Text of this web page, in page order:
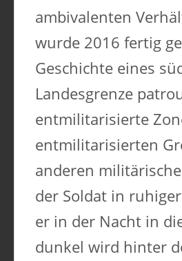
ambivalenten
wurde 2016 fertig
Geschichte eines
Landesgrenze
entmilitarisierte
entmilitarisierten
anderen
der Soldat in
er in der Nacht in
dunkel wird hinter